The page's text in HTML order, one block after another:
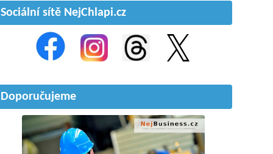
Sociální sítě NejChlapi.cz
Doporučujeme